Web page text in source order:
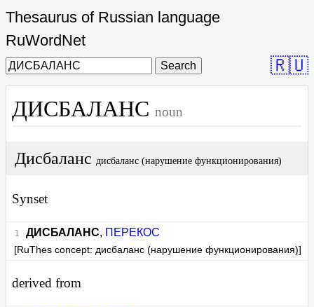
Thesaurus of Russian language
RuWordNet
Search 🇷🇺
ДИСБАЛАНС noun
Дисбаланс дисбаланс (нарушение функционирования)
Synset
ДИСБАЛАНС, ПЕРЕКОС
[RuThes concept: дисбаланс (нарушение функционирования)]
derived from